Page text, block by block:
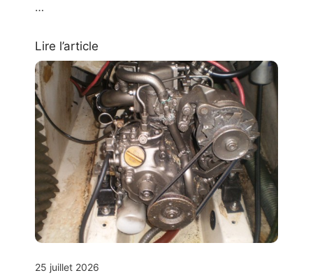
…
Lire l’article
25 juillet 2026